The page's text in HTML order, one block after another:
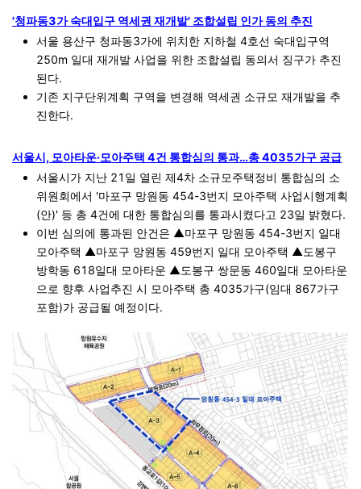
'청파동3가 숙대입구 역세권 재개발' 조합설립 인가 동의 추진
서울 용산구 청파동3가에 위치한 지하철 4호선 숙대입구역
250m 일대 재개발 사업을 위한 조합설립 동의서 징구가 추진
된다.
기존 지구단위계획 구역을 변경해 역세권 소규모 재개발을 추
진한다.
서울시, 모아타운·모아주택 4건 통합심의 통과…총 4035가구 공급
서울시가 지난 21일 열린 제4차 소규모주택정비 통합심의 소
위원회에서 '마포구 망원동 454-3번지 모아주택 사업시행계획
(안)' 등 총 4건에 대한 통합심의를 통과시켰다고 23일 밝혔다.
이번 심의에 통과된 안건은 ▲마포구 망원동 454-3번지 일대
모아주택 ▲마포구 망원동 459번지 일대 모아주택 ▲도봉구
방학동 618일대 모아타운 ▲도봉구 쌍문동 460일대 모아타운
으로 향후 사업추진 시 모아주택 총 4035가구(임대 867가구
포함)가 공급될 예정이다.